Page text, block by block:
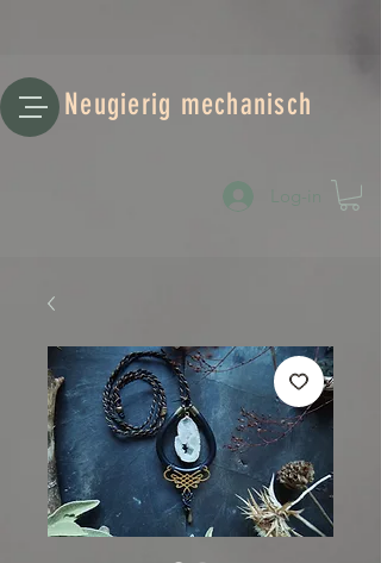
Neugierig mechanisch
Log-in